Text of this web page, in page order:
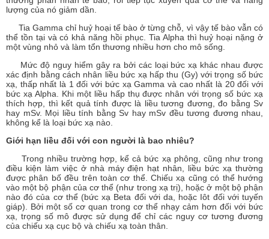
lượng của nó giảm dần.
Tia Gamma chỉ huỷ hoại tế bào ở từng chỗ, vì vậy tế bào vẫn có
thể tồn tại và có khả năng hồi phục. Tia Alpha thì huỷ hoại nặng ở
một vùng nhỏ và làm tổn thương nhiều hơn cho mô sống.
Mức độ nguy hiểm gây ra bởi các loại bức xạ khác nhau được
xác định bằng cách nhân liều bức xạ hấp thu (Gy) với trọng số bức
xạ, thấp nhất là 1 đối với bức xạ Gamma và cao nhất là 20 đối với
bức xạ Alpha. Khi một liều hấp thụ được nhân với trọng số bức xạ
thích hợp, thì kết quả tính được là liều tương đương, đo bằng Sv
hay mSv. Mọi liều tính bằng Sv hay mSv đều tương đương nhau,
không kể là loại bức xạ nào.
Giới hạn liều đối với con người là bao nhiêu?
Trong nhiều trường hợp, kể cả bức xạ phông, cũng như trong
điều kiện làm việc ở nhà máy điện hạt nhân, liều bức xạ thường
được phân bố đều trên toàn cơ thể. Chiếu xạ cũng có thể hướng
vào một bộ phận của cơ thể (như trong xạ trị), hoặc ở một bộ phận
nào đó của cơ thể (bức xạ Beta đối với da, hoặc Iôt đối với tuyến
giáp). Bởi một số cơ quan trong cơ thể nhạy cảm hơn đối với bức
xạ, trọng số mô được sử dụng để chỉ các nguy cơ tương đương
của chiếu xạ cục bộ và chiếu xạ toàn thân.